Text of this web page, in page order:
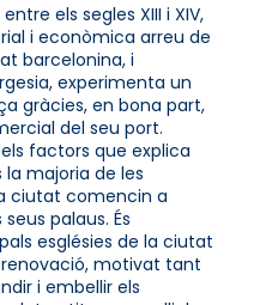
els segles XIII i XIV,
i econòmica arreu de
barcelonina, i
experimenta un
gràcies, en bona part,
del seu port.
factors que explica
majoria de les
ciutat comencin a
palaus. És
esglésies de la ciutat
motivat tant
i embellir els